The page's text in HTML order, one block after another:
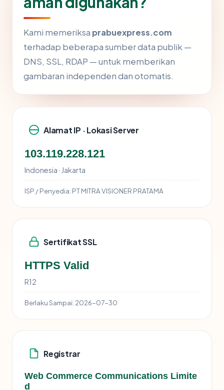
Kami memeriksa prabuexpress.com
terhadap beberapa sumber data publik —
DNS, SSL, RDAP — untuk memberikan
gambaran independen dan otomatis.
Alamat IP · Lokasi Server
103.119.228.121
Indonesia · Jakarta
ISP / Penyedia: PT MITRA VISIONER PRATAMA
Sertifikat SSL
HTTPS Valid
R12
Berlaku Sampai: 2026-07-30
Registrar
Web Commerce Communications Limite
d